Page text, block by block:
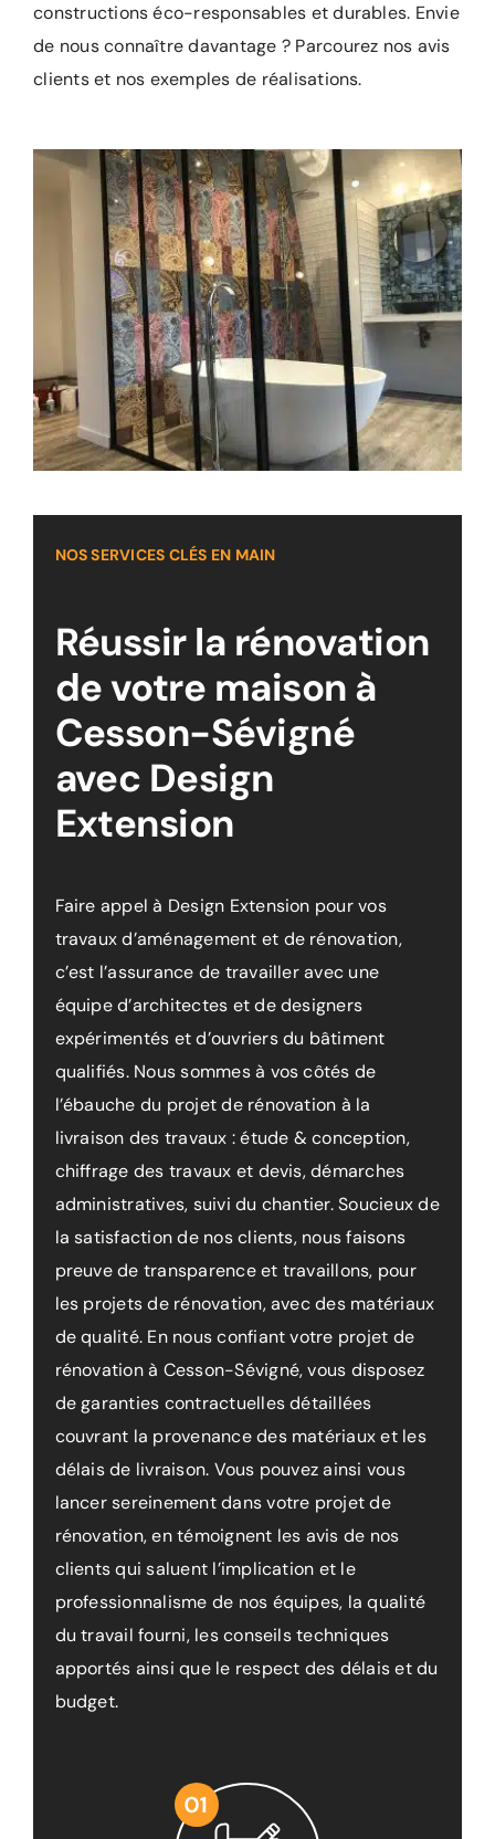
constructions éco-responsables et durables. Envie
de nous connaître davantage ? Parcourez nos avis
clients et nos exemples de réalisations.
NOS SERVICES CLÉS EN MAIN
Réussir la rénovation
de votre maison à
Cesson-Sévigné
avec Design
Extension
Faire appel à Design Extension pour vos
travaux d’aménagement et de rénovation,
c’est l’assurance de travailler avec une
équipe d’architectes et de designers
expérimentés et d’ouvriers du bâtiment
qualifiés. Nous sommes à vos côtés de
l’ébauche du projet de rénovation à la
livraison des travaux : étude & conception,
chiffrage des travaux et devis, démarches
administratives, suivi du chantier. Soucieux de
la satisfaction de nos clients, nous faisons
preuve de transparence et travaillons, pour
les projets de rénovation, avec des matériaux
de qualité. En nous confiant votre projet de
rénovation à Cesson-Sévigné, vous disposez
de garanties contractuelles détaillées
couvrant la provenance des matériaux et les
délais de livraison. Vous pouvez ainsi vous
lancer sereinement dans votre projet de
rénovation, en témoignent les avis de nos
clients qui saluent l’implication et le
professionnalisme de nos équipes, la qualité
du travail fourni, les conseils techniques
apportés ainsi que le respect des délais et du
budget.